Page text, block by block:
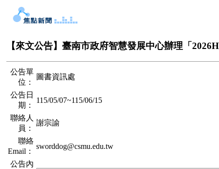
【來文公告】臺南市政府智慧發展中心辦理「
公告單
位：
圖書資訊處
公告日
期：
115/05/07~115/06/15
聯絡人
員：
謝宗諭
聯絡
Email：
sworddog@csmu.edu.tw
公告內